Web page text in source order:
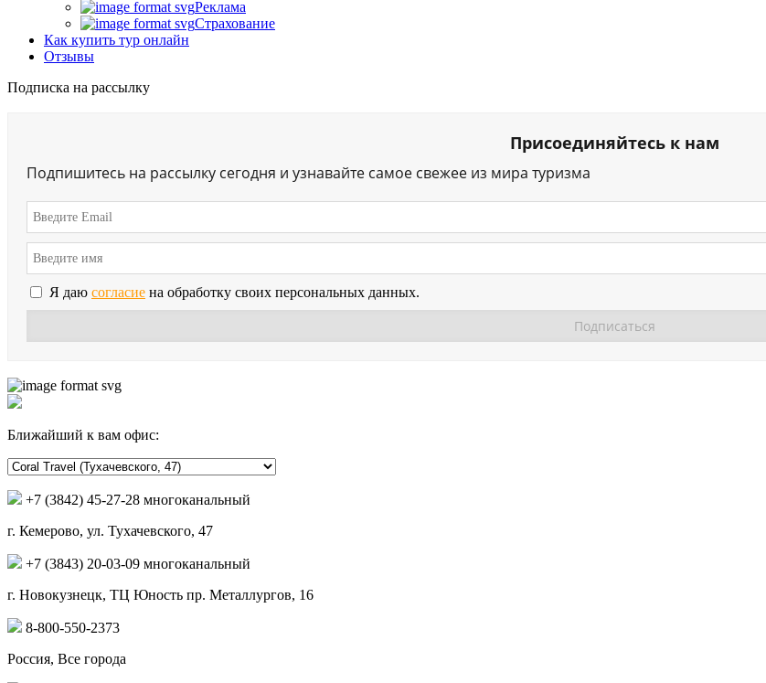
Реклама
Страхование
Как купить тур онлайн
Отзывы
Подписка на рассылку
Присоединяйтесь к нам
Подпишитесь на рассылку сегодня и узнавайте самое свежее из мира туризма
Я даю согласие на обработку своих персональных данных.
Ближайший к вам офис:
+7 (3842) 45-27-28 многоканальный
г. Кемерово, ул. Тухачевского, 47
+7 (3843) 20-03-09 многоканальный
г. Новокузнецк, ТЦ Юность пр. Металлургов, 16
8-800-550-2373
Россия, Все города